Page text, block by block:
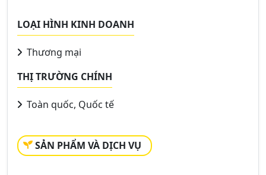
LOẠI HÌNH KINH DOANH
Thương mại
THỊ TRƯỜNG CHÍNH
Toàn quốc, Quốc tế
SẢN PHẨM VÀ DỊCH VỤ